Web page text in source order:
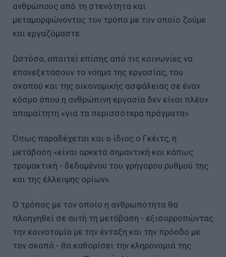
ανθρώπους από τη στενότητα και
μεταμορφώνοντας τον τρόπο με τον οποίο ζούμε
και εργαζόμαστε.
Ωστόσο, απαιτεί επίσης από τις κοινωνίες να
επανεξετάσουν το νόημα της εργασίας, του
σκοπού και της οικονομικής ασφάλειας σε έναν
κόσμο όπου η ανθρώπινη εργασία δεν είναι πλέον
απαραίτητη «για τα περισσότερα πράγματα».
Όπως παραδέχεται και ο ίδιος ο Γκέιτς, η
μετάβαση «είναι αρκετά σημαντική και κάπως
τρομακτική - δεδομένου του γρήγορου ρυθμού της
και της έλλειψης ορίων».
Ο τρόπος με τον οποίο η ανθρωπότητα θα
πλοηγηθεί σε αυτή τη μετάβαση - εξισορροπώντας
την καινοτομία με την ένταξη και την πρόοδο με
τον σκοπό - θα καθορίσει την κληρονομιά της